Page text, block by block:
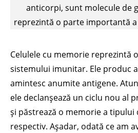
anticorpi, sunt molecule de
reprezintă o parte importantă
Celulele cu memorie reprezintă
sistemului imunitar. Ele produc
amintesc anumite antigene.
ele declanșează un ciclu nou al
și păstrează o memorie a tipului
respectiv. Așadar, odată ce am